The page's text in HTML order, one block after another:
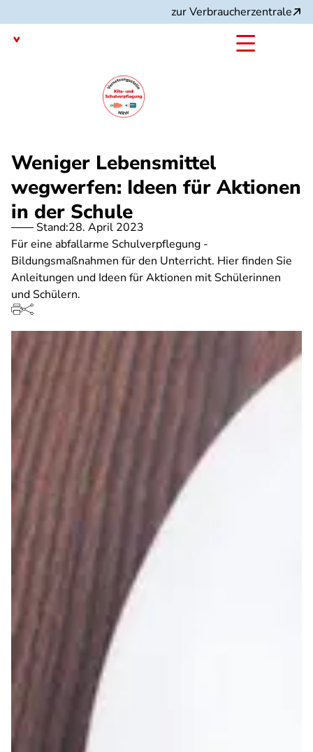
zum
Inhalt
zur Verbraucherzentrale
Weniger Lebensmittel
wegwerfen: Ideen für Aktionen
in der Schule
Stand:28. April 2023
Für eine abfallarme Schulverpflegung -
Bildungsmaßnahmen für den Unterricht. Hier finden Sie
Anleitungen und Ideen für Aktionen mit Schülerinnen
und Schülern.